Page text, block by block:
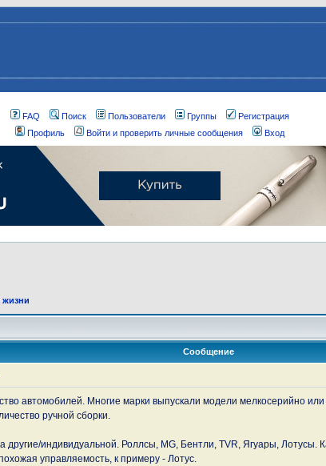
FAQ Поиск Пользователи Группы
Регистрация
Профиль
Войти и проверить личные сообщения Вход
жизни
Сообщение
автомобилей. Многие марки выпускали модели мелкосерийно
ручной сборки.
индивидуальной. Роллсы, МG, Бентли, TVR, Ягуары, Лотусы.
управляемость, к примеру - Лотус.